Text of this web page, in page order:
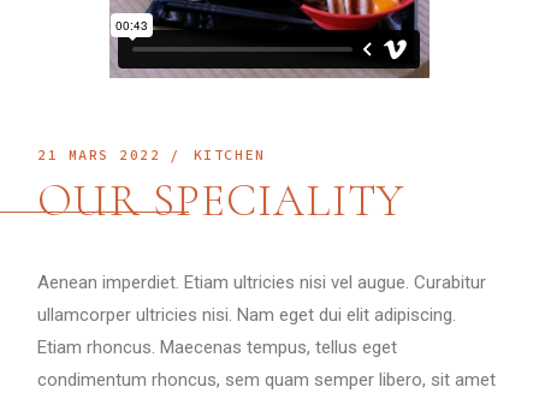
21 MARS 2022 KITCHEN
OUR SPECIALITY
Aenean imperdiet. Etiam ultricies nisi vel augue. Curabitur
ullamcorper ultricies nisi. Nam eget dui elit adipiscing.
Etiam rhoncus. Maecenas tempus, tellus eget
condimentum rhoncus, sem quam semper libero, sit amet